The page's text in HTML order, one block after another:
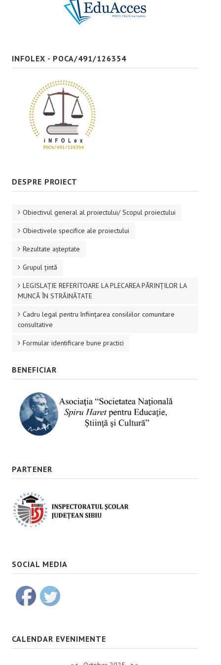
INFOLEX - POCA/491/126354
DESPRE PROIECT
Obiectivul general al proiectului/ Scopul proiectului
Obiectivele specifice ale proiectului
Rezultate aşteptate
Grupul ţintă
LEGISLAȚIE REFERITOARE LA PLECAREA PĂRINȚILOR LA
MUNCĂ ÎN STRĂINĂTATE
Cadru legal pentru înființarea consiliilor comunitare
consultative
Formular identificare bune practici
BENEFICIAR
PARTENER
SOCIAL MEDIA
CALENDAR EVENIMENTE